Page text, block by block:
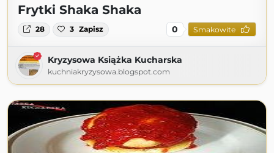
Frytki Shaka Shaka
28 3 Zapisz 0 Smakowite
Kryzysowa Książka Kucharska
kuchniakryzysowa.blogspot.com